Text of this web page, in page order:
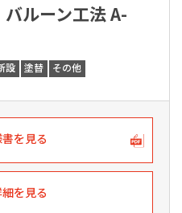
ルーン工法 A-
設 塗替 その他
を見る
を見る